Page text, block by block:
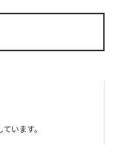
います。